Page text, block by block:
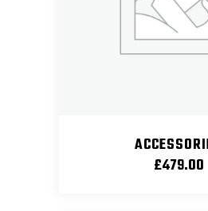
£479.00